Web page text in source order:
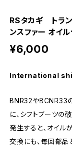
RSタカギ トラ
ンスファー オイ
¥6,000
International
BNR32やBCNR33
に、シフトブーツの
発生すると、オイル
交換にも、毎回部品